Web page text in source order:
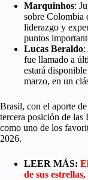
Marquinhos:
sobre Colombia
liderazgo y
puntos
Lucas Beraldo:
fue llamado a
estará
marzo, en un
Brasil, con el aporte
tercera posición de
como uno de los
2026.
LEER MÁS:
de sus